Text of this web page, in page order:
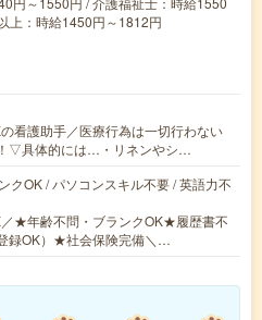
上：時給1450円～1812円
看護助手／医療行為は一切行わない
▽具体的には…・リネンやシ…
クOK / パソコンスキル不要 / 英語力不
★年齢不問・ブランクOK★履歴書不
録OK）★社会保険完備＼…